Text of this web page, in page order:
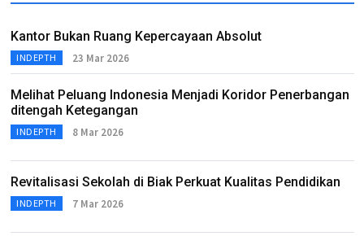
Kantor Bukan Ruang Kepercayaan Absolut
INDEPTH 23 Mar 2026
Melihat Peluang Indonesia Menjadi Koridor Penerbangan
ditengah Ketegangan
INDEPTH 8 Mar 2026
Revitalisasi Sekolah di Biak Perkuat Kualitas Pendidikan
INDEPTH 7 Mar 2026